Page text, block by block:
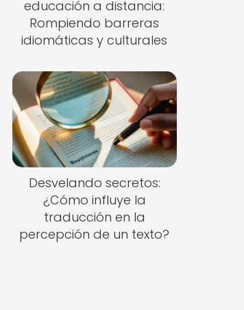
educación a distancia:
Rompiendo barreras
idiomáticas y culturales
Desvelando secretos:
¿Cómo influye la
traducción en la
percepción de un texto?